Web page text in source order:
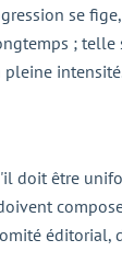
se
;
pleine
doit être
éditorial,